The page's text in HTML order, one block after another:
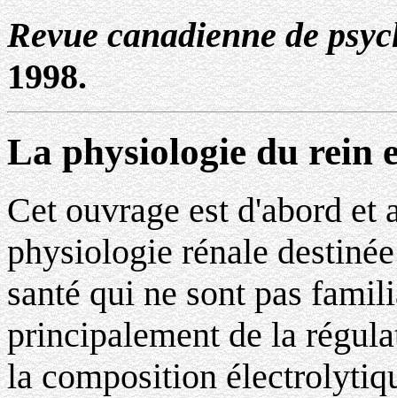
Revue canadienne de
1998.
La physiologie du rein
Cet ouvrage est d'abord
physiologie rénale
santé qui ne sont pas
principalement de la
la composition